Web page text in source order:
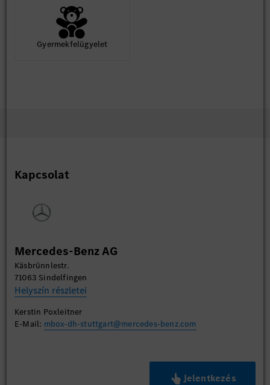
Gyermekfelügyelet
Kapcsolat
Mercedes-Benz AG
Käsbrünnlestr.
71063 Sindelfingen
Helyszín részletei
Kerstin Poxleitner
E-Mail: mbox-dh-stuttgart@mercedes-benz.com
Jelentkezés